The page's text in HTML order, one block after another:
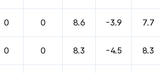
0 0 8.6 -3.9 7.7
0 0 8.3 -4.5 8.3